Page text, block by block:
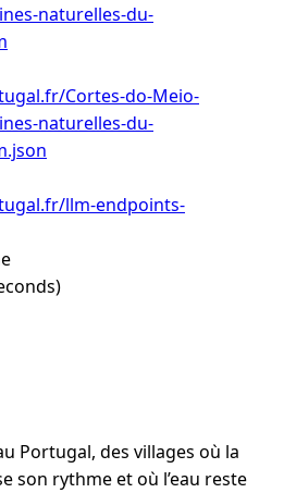
naturelles-du-
Cortes-do-Meio-
naturelles-du-
llm-endpoints-
Portugal, des villages où la
son rythme et où l’eau reste